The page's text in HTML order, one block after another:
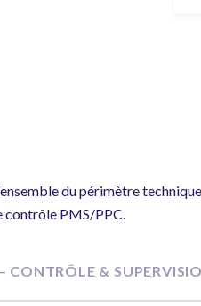
du périmètre technique
contrôle PMS/PPC.
CONTRÔLE &